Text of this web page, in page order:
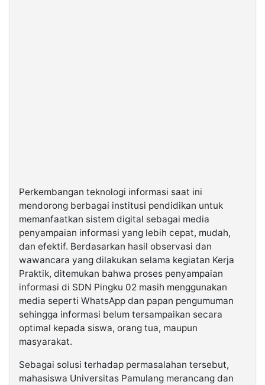
Perkembangan teknologi informasi saat ini
mendorong berbagai institusi pendidikan untuk
memanfaatkan sistem digital sebagai media
penyampaian informasi yang lebih cepat, mudah,
dan efektif. Berdasarkan hasil observasi dan
wawancara yang dilakukan selama kegiatan Kerja
Praktik, ditemukan bahwa proses penyampaian
informasi di SDN Pingku 02 masih menggunakan
media seperti WhatsApp dan papan pengumuman
sehingga informasi belum tersampaikan secara
optimal kepada siswa, orang tua, maupun
masyarakat.
Sebagai solusi terhadap permasalahan tersebut,
mahasiswa Universitas Pamulang merancang dan